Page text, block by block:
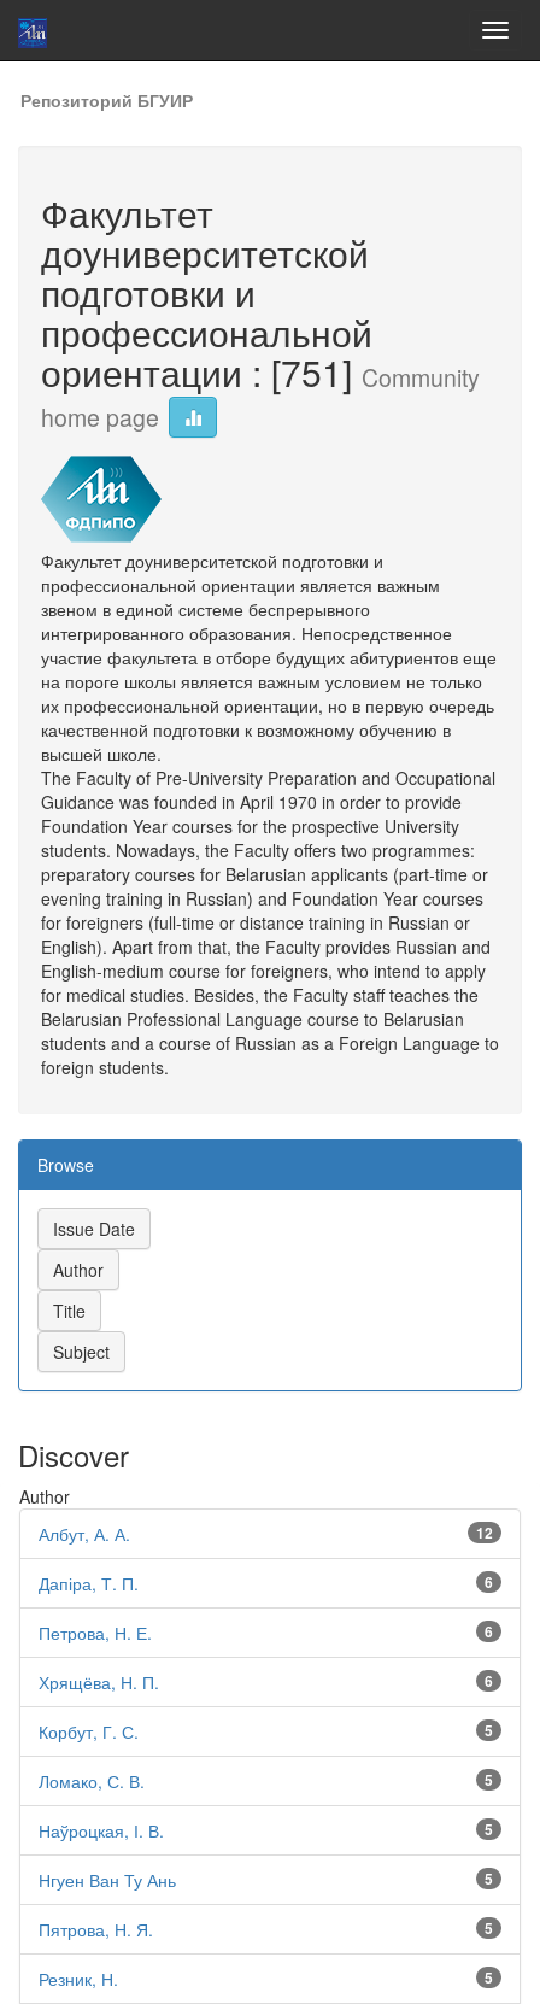
Skip
navigation
Репозиторий БГУИР
Факультет
доуниверситетской
подготовки и
профессиональной
ориентации : [751] Community
home page
Факультет доуниверситетской подготовки и
профессиональной ориентации является важным
звеном в единой системе беспрерывного
интегрированного образования. Непосредственное
участие факультета в отборе будущих абитуриентов еще
на пороге школы является важным условием не только
их профессиональной ориентации, но в первую очередь
качественной подготовки к возможному обучению в
высшей школе.
The Faculty of Pre-University Preparation and Occupational
Guidance was founded in April 1970 in order to provide
Foundation Year courses for the prospective University
students. Nowadays, the Faculty offers two programmes:
preparatory courses for Belarusian applicants (part-time or
evening training in Russian) and Foundation Year courses
for foreigners (full-time or distance training in Russian or
English). Apart from that, the Faculty provides Russian and
English-medium course for foreigners, who intend to apply
for medical studies. Besides, the Faculty staff teaches the
Belarusian Professional Language course to Belarusian
students and a course of Russian as a Foreign Language to
foreign students.
Browse
Discover
Author
12
Албут, А. А.
6
Дапіра, Т. П.
6
Петрова, Н. Е.
6
Хрящёва, Н. П.
5
Корбут, Г. С.
5
Ломако, С. В.
5
Наўроцкая, І. В.
5
Нгуен Ван Ту Ань
5
Пятрова, Н. Я.
5
Резник, Н.